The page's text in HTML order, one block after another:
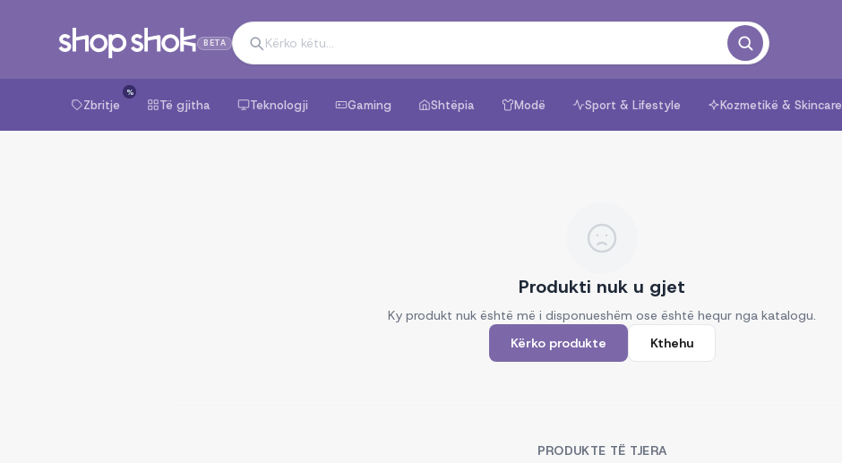
BETA
Zbritje
%
Të gjitha Teknologji Gaming Shtëpia Modë Sport & Lifestyle Kozmetikë & Skincare
Produkti nuk u gjet
Ky produkt nuk është më i disponueshëm ose është hequr nga katalogu.
Kërko produkte
Kthehu
PRODUKTE TË TJERA